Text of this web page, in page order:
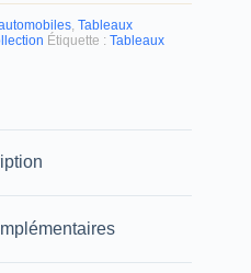
Tableaux
Étiquette : Tableaux